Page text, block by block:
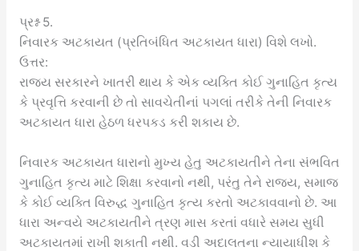
પ્રશ્ન 5.
નિવારક અટકાયત (પ્રતિબંધિત અટકાયત ધારા) વિશે લખો.
ઉત્તર:
રાજ્ય સરકારને ખાતરી થાય કે એક વ્યક્તિ કોઈ ગુનાહિત કૃત્ય
કે પ્રવૃત્તિ કરવાની છે તો સાવચેતીનાં પગલાં તરીકે તેની નિવારક
અટકાયત ધારા હેઠળ ધરપકડ કરી શકાય છે.
નિવારક અટકાયત ધારાનો મુખ્ય હેતુ અટકાયતીને તેના સંભવિત
ગુનાહિત કૃત્ય માટે શિક્ષા કરવાનો નથી, પરંતુ તેને રાજ્ય, સમાજ
કે કોઈ વ્યક્તિ વિરુદ્ધ ગુનાહિત કૃત્ય કરતો અટકાવવાનો છે. આ
ધારા અન્વયે અટકાયતીને ત્રણ માસ કરતાં વધારે સમય સુધી
અટકાયતમાં રાખી શકાતી નથી. વડી અદાલતના ન્યાયાધીશ કે